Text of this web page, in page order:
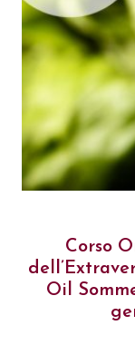
Corso
Oil